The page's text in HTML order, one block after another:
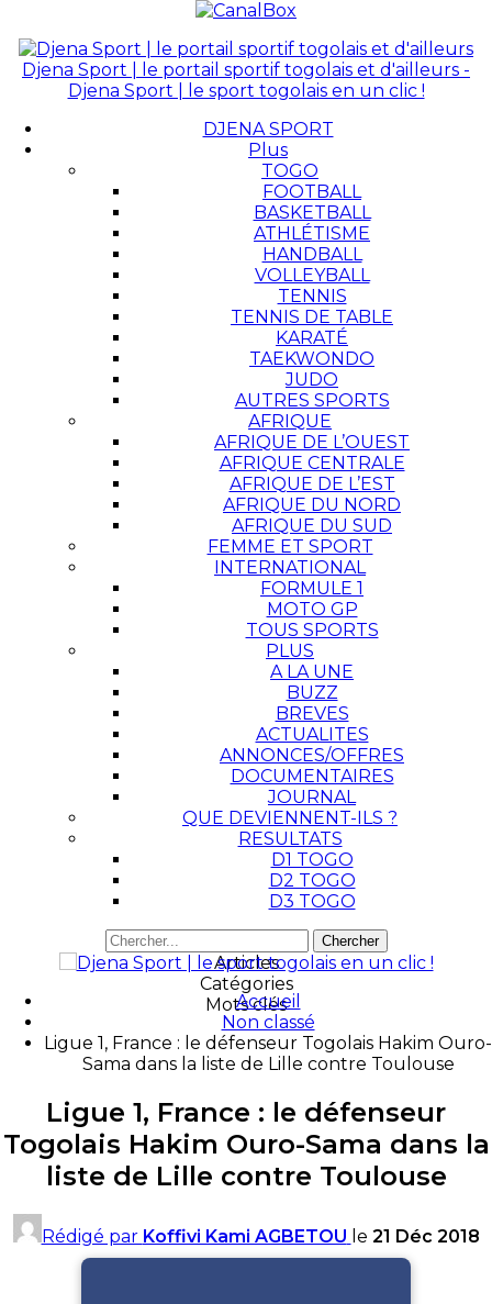
Djena Sport | le portail sportif togolais et d'ailleurs -
Djena Sport | le sport togolais en un clic !
DJENA SPORT
Plus
TOGO
FOOTBALL
BASKETBALL
ATHLÉTISME
HANDBALL
VOLLEYBALL
TENNIS
TENNIS DE TABLE
KARATÉ
TAEKWONDO
JUDO
AUTRES SPORTS
AFRIQUE
AFRIQUE DE L’OUEST
AFRIQUE CENTRALE
AFRIQUE DE L’EST
AFRIQUE DU NORD
AFRIQUE DU SUD
FEMME ET SPORT
INTERNATIONAL
FORMULE 1
MOTO GP
TOUS SPORTS
PLUS
A LA UNE
BUZZ
BREVES
ACTUALITES
ANNONCES/OFFRES
DOCUMENTAIRES
JOURNAL
QUE DEVIENNENT-ILS ?
RESULTATS
D1 TOGO
D2 TOGO
D3 TOGO
Articles
Catégories
Mots clés
Accueil
Non classé
Ligue 1, France : le défenseur Togolais Hakim Ouro-
Sama dans la liste de Lille contre Toulouse
Ligue 1, France : le défenseur
Togolais Hakim Ouro-Sama dans la
liste de Lille contre Toulouse
Rédigé par Koffivi Kami AGBETOU le 21 Déc 2018